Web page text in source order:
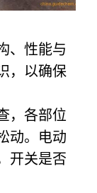
、性能与
，以确保
，各部位
动。电动
开关是否